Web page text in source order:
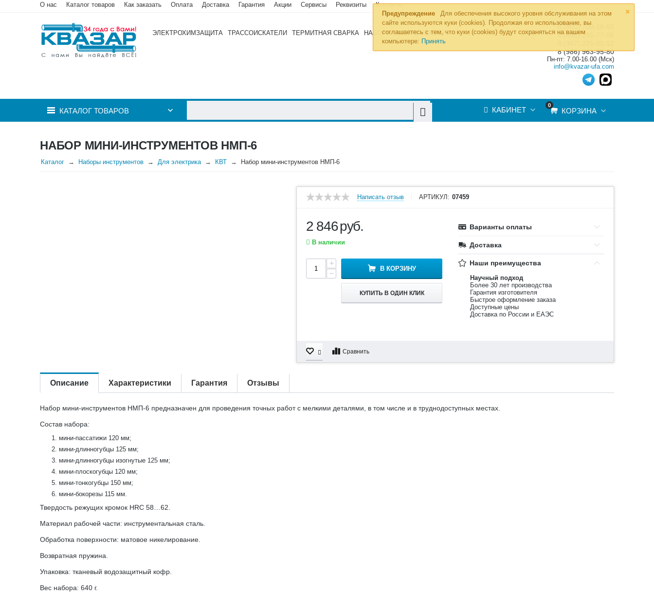
×
Предупреждение
Для обеспечения высокого уровня обслуживания на этом
сайте используются куки (cookies). Продолжая его использование, вы
соглашаетесь с тем, что куки (cookies) будут сохраняться на вашем
компьютере: Принять
О нас Каталог товаров Как заказать Оплата Доставка Гарантия Акции Сервисы Реквизиты Контакты
ЭЛЕКТРОХИМЗАЩИТА ТРАССОИСКАТЕЛИ ТЕРМИТНАЯ СВАРКА НАБОРЫ ИНСТРУМЕНТОВ »
8 (800) 700-19-50
8 (495) 255-77-08
8 (986) 963-95-80
Пн-пт: 7.00-16.00 (Мск)
info@kvazar-ufa.com
КАТАЛОГ ТОВАРОВ
0
КОРЗИНА
КАБИНЕТ
НАБОР МИНИ-ИНСТРУМЕНТОВ НМП-6
Каталог Наборы инструментов Для электрика КВТ Набор мини-инструментов НМП-6
Написать отзыв АРТИКУЛ: 07459
2 846руб.
В наличии
+
−
В КОРЗИНУ
КУПИТЬ В ОДИН КЛИК
Варианты оплаты
Доставка
Наши преимущества
Научный подход
Более 30 лет производства
Гарантия изготовителя
Быстрое оформление заказа
Доступные цены
Доставка по России и ЕАЭС
Сравнить
Описание Характеристики Гарантия Отзывы
Набор мини-инструментов НМП-6 предназначен для проведения точных работ с мелкими деталями, в том числе и в труднодоступных местах.
Состав набора:
мини-пассатижи 120 мм;
мини-длинногубцы 125 мм;
мини-длинногубцы изогнутые 125 мм;
мини-плоскогубцы 120 мм;
мини-тонкогубцы 150 мм;
мини-бокорезы 115 мм.
Твердость режущих кромок HRC 58…62.
Материал рабочей части: инструментальная сталь.
Обработка поверхности: матовое никелирование.
Возвратная пружина.
Упаковка: тканевый водозащитный кофр.
Вес набора: 640 г.